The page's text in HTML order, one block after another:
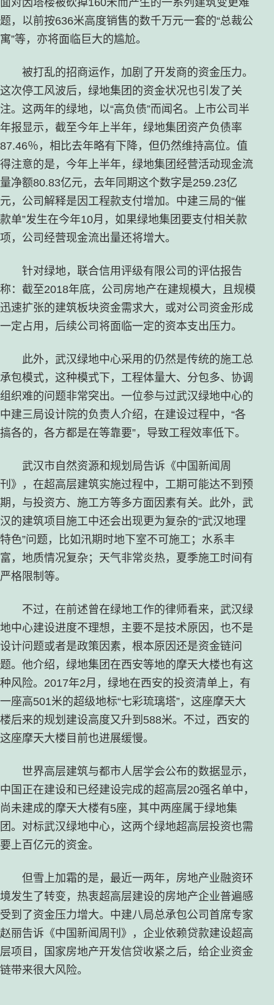
题，以前按636米高度销售的数千万元一套的“总裁公
寓”等，亦将面临巨大的尴尬。
被打乱的招商运作，加剧了开发商的资金压力。
这次停工风波后，绿地集团的资金状况也引发了关
注。这两年的绿地，以“高负债”而闻名。上市公司半
年报显示，截至今年上半年，绿地集团资产负债率
87.46％，相比去年略有下降，但仍然维持高位。值
得注意的是，今年上半年，绿地集团经营活动现金流
量净额80.83亿元，去年同期这个数字是259.23亿
元，公司解释是因工程款支付增加。中建三局的“催
款单”发生在今年10月，如果绿地集团要支付相关款
项，公司经营现金流出量还将增大。
针对绿地，联合信用评级有限公司的评估报告
称：截至2018年底，公司房地产在建规模大，且规模
迅速扩张的建筑板块资金需求大，或对公司资金形成
一定占用，后续公司将面临一定的资本支出压力。
此外，武汉绿地中心采用的仍然是传统的施工总
承包模式，这种模式下，工程体量大、分包多、协调
组织难的问题非常突出。一位参与过武汉绿地中心的
中建三局设计院的负责人介绍，在建设过程中，“各
搞各的，各方都是在等靠要”，导致工程效率低下。
武汉市自然资源和规划局告诉《中国新闻周
刊》，在超高层建筑实施过程中，工期可能达不到预
期，与投资方、施工方等多方面因素有关。此外，武
汉的建筑项目施工中还会出现更为复杂的“武汉地理
特色”问题，比如汛期时地下室不可施工；水系丰
富，地质情况复杂；天气非常炎热，夏季施工时间有
严格限制等。
不过，在前述曾在绿地工作的律师看来，武汉绿
地中心建设进度不理想，主要不是技术原因，也不是
设计问题或者是政策因素，根本原因还是资金链问
题。他介绍，绿地集团在西安等地的摩天大楼也有这
种风险。2017年2月，绿地在西安的投资清单上，有
一座高501米的超级地标“七彩琉璃塔”，这座摩天大
楼后来的规划建设高度又升到588米。不过，西安的
这座摩天大楼目前也进展缓慢。
世界高层建筑与都市人居学会公布的数据显示，
中国正在建设和已经建设完成的超高层20强名单中，
尚未建成的摩天大楼有5座，其中两座属于绿地集
团。对标武汉绿地中心，这两个绿地超高层投资也需
要上百亿元的资金。
但雪上加霜的是，最近一两年，房地产业融资环
境发生了转变，热衷超高层建设的房地产企业普遍感
受到了资金压力增大。中建八局总承包公司首席专家
赵丽告诉《中国新闻周刊》，企业依赖贷款建设超高
层项目，国家房地产开发信贷收紧之后，给企业资金
链带来很大风险。